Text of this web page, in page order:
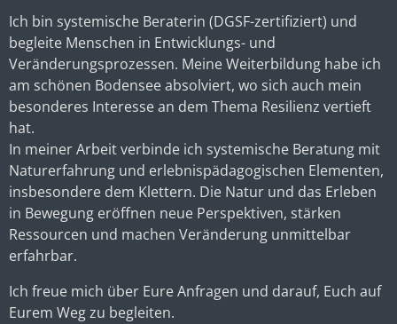
Ich bin systemische Beraterin (DGSF-zertifiziert) und
begleite Menschen in Entwicklungs- und
Veränderungsprozessen. Meine Weiterbildung habe ich
am schönen Bodensee absolviert, wo sich auch mein
besonderes Interesse an dem Thema Resilienz vertieft
hat.
In meiner Arbeit verbinde ich systemische Beratung mit
Naturerfahrung und erlebnispädagogischen Elementen,
insbesondere dem Klettern. Die Natur und das Erleben
in Bewegung eröffnen neue Perspektiven, stärken
Ressourcen und machen Veränderung unmittelbar
erfahrbar.
Ich freue mich über Eure Anfragen und darauf, Euch auf
Eurem Weg zu begleiten.